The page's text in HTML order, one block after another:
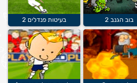
בוב הגנב 2 בעיטות פנדלים 2